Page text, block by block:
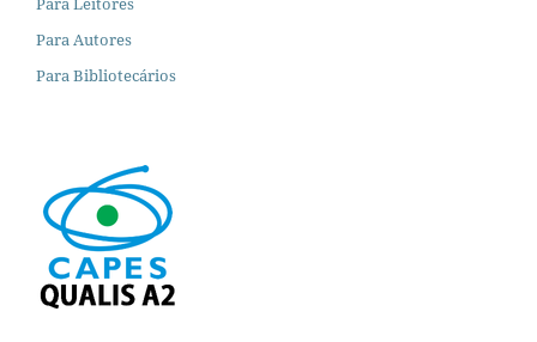
Para Autores
Para Bibliotecários